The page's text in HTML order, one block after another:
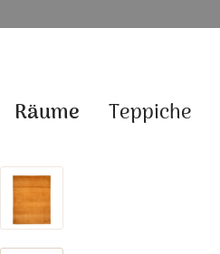
Räume Teppiche